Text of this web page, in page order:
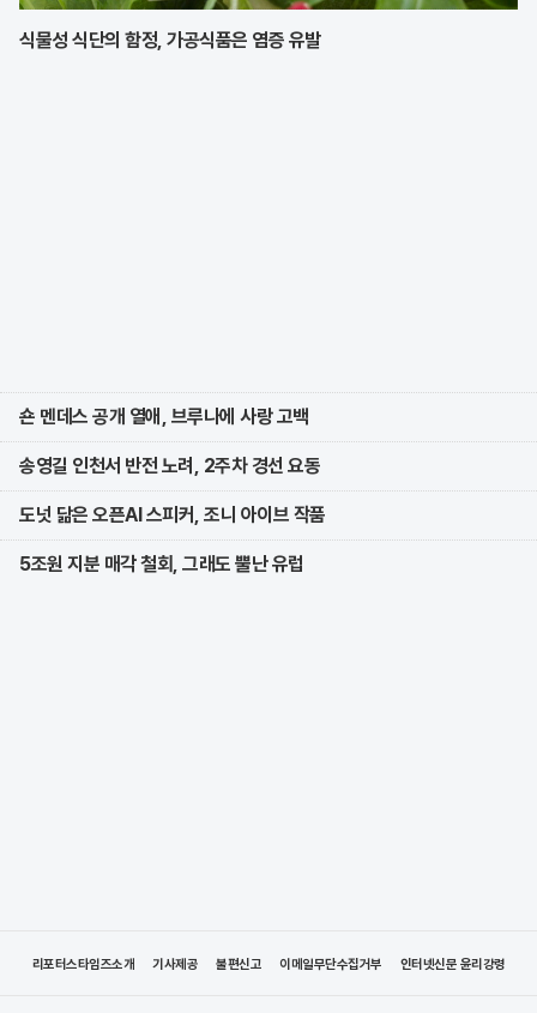
식물성 식단의 함정, 가공식품은 염증 유발
숀 멘데스 공개 열애, 브루나에 사랑 고백
송영길 인천서 반전 노려, 2주차 경선 요동
도넛 닮은 오픈AI 스피커, 조니 아이브 작품
5조원 지분 매각 철회, 그래도 뿔난 유럽
리포터스타임즈소개 기사제공 불편신고 이메일무단수집거부 인터넷신문 윤리강령